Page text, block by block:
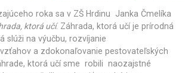
roka sa v ZŠ Hrdinu Janka Čmelíka
ktorá učí. Záhrada, ktorá učí je prírodná
slúži na výučbu, rozvíjanie
a zdokonaľovanie pestovateľských
ktorá učí sme robili naozajstné